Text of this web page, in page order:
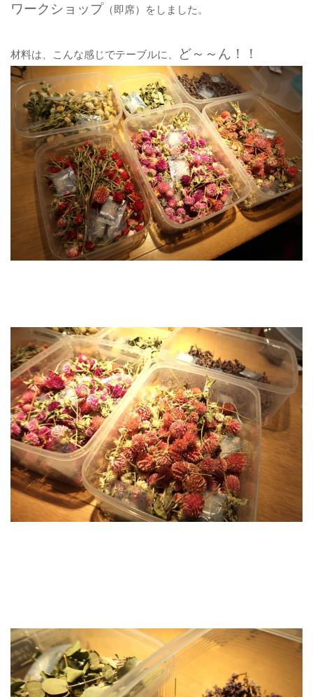
ワークショップ （即席）をしました。
材料は、こんな感じでテーブルに、 ど～～ん！！